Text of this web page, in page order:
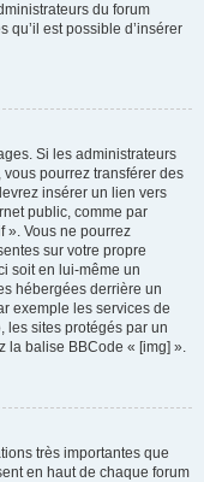
du forum
qu’il est possible d’insérer
Si les administrateurs
pourrez transférer des
insérer un lien vers
public, comme par
». Vous ne pourrez
sur votre propre
soit en lui-même un
hébergées derrière un
exemple les services de
les sites protégés par un
la balise BBCode « [img] ».
très importantes que
en haut de chaque forum